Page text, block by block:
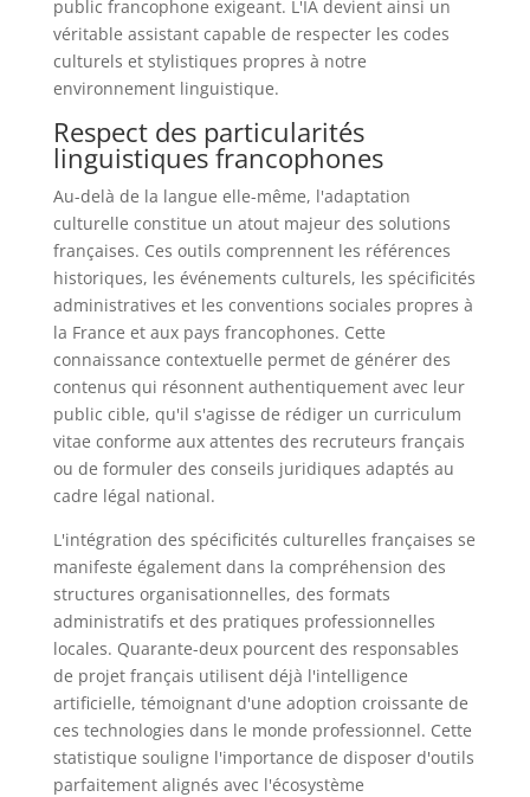
public francophone exigeant. L'IA devient ainsi un
véritable assistant capable de respecter les codes
culturels et stylistiques propres à notre
environnement linguistique.
Respect des particularités
linguistiques francophones
Au-delà de la langue elle-même, l'adaptation
culturelle constitue un atout majeur des solutions
françaises. Ces outils comprennent les références
historiques, les événements culturels, les spécificités
administratives et les conventions sociales propres à
la France et aux pays francophones. Cette
connaissance contextuelle permet de générer des
contenus qui résonnent authentiquement avec leur
public cible, qu'il s'agisse de rédiger un curriculum
vitae conforme aux attentes des recruteurs français
ou de formuler des conseils juridiques adaptés au
cadre légal national.
L'intégration des spécificités culturelles françaises se
manifeste également dans la compréhension des
structures organisationnelles, des formats
administratifs et des pratiques professionnelles
locales. Quarante-deux pourcent des responsables
de projet français utilisent déjà l'intelligence
artificielle, témoignant d'une adoption croissante de
ces technologies dans le monde professionnel. Cette
statistique souligne l'importance de disposer d'outils
parfaitement alignés avec l'écosystème